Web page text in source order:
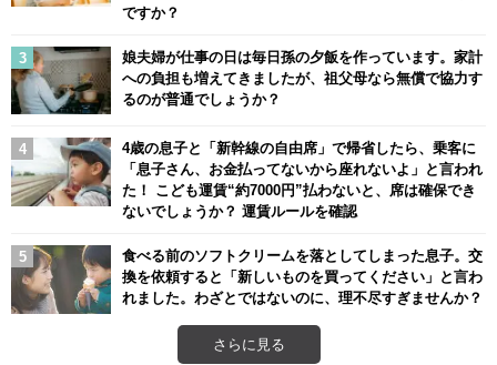
ですか？
娘夫婦が仕事の日は毎日孫の夕飯を作っています。家計
への負担も増えてきましたが、祖父母なら無償で協力す
るのが普通でしょうか？
4歳の息子と「新幹線の自由席」で帰省したら、乗客に
「息子さん、お金払ってないから座れないよ」と言われ
た！ こども運賃“約7000円”払わないと、席は確保でき
ないでしょうか？ 運賃ルールを確認
食べる前のソフトクリームを落としてしまった息子。交
換を依頼すると「新しいものを買ってください」と言わ
れました。わざとではないのに、理不尽すぎませんか？
さらに見る